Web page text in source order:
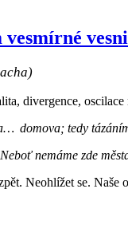
divergence,
domova; tedy
Neboť nemáme zde
Neohlížet se.